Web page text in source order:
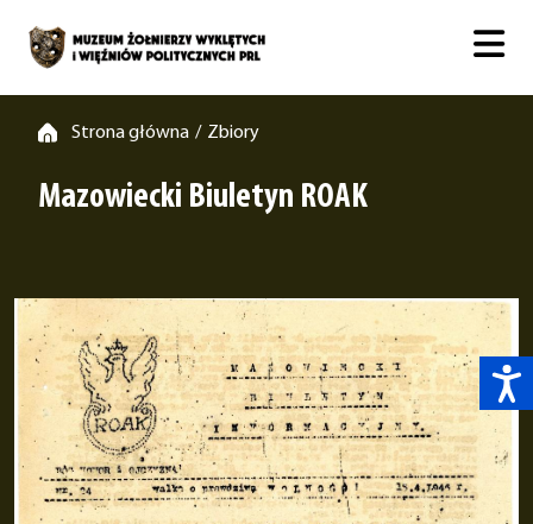
Strona główna / Zbiory
Mazowiecki Biuletyn ROAK